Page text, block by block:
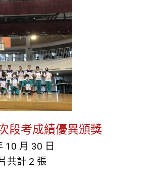
段考成績優異頒獎
10 月 30 日
共計 2 張